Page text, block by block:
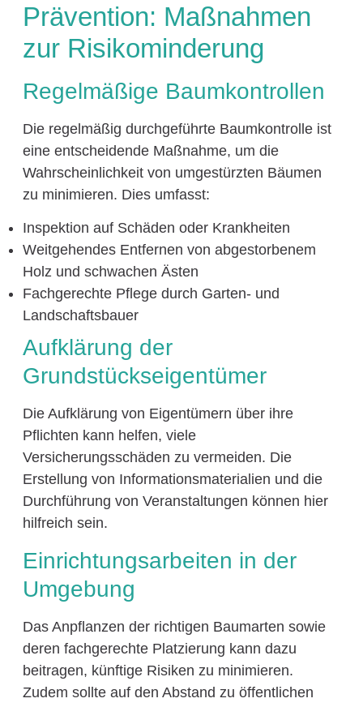
Prävention: Maßnahmen
zur Risikominderung
Regelmäßige Baumkontrollen
Die regelmäßig durchgeführte Baumkontrolle ist
eine entscheidende Maßnahme, um die
Wahrscheinlichkeit von umgestürzten Bäumen
zu minimieren. Dies umfasst:
Inspektion auf Schäden oder Krankheiten
Weitgehendes Entfernen von abgestorbenem
Holz und schwachen Ästen
Fachgerechte Pflege durch Garten- und
Landschaftsbauer
Aufklärung der
Grundstückseigentümer
Die Aufklärung von Eigentümern über ihre
Pflichten kann helfen, viele
Versicherungsschäden zu vermeiden. Die
Erstellung von Informationsmaterialien und die
Durchführung von Veranstaltungen können hier
hilfreich sein.
Einrichtungsarbeiten in der
Umgebung
Das Anpflanzen der richtigen Baumarten sowie
deren fachgerechte Platzierung kann dazu
beitragen, künftige Risiken zu minimieren.
Zudem sollte auf den Abstand zu öffentlichen